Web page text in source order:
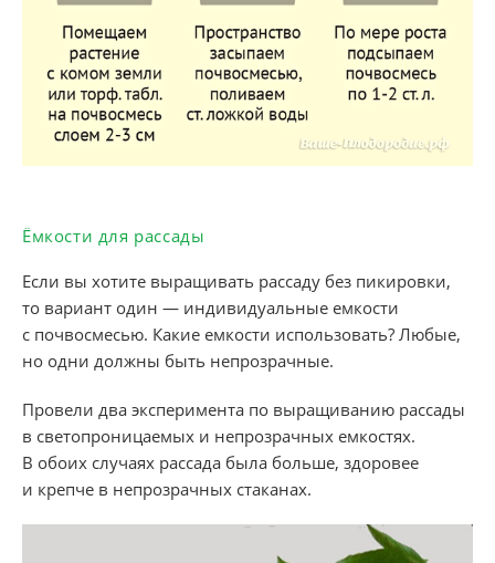
Ёмкости для рассады
Если вы хотите выращивать рассаду без пикировки,
то вариант один — индивидуальные емкости
с почвосмесью. Какие емкости использовать? Любые,
но одни должны быть непрозрачные.
Провели два эксперимента по выращиванию рассады
в светопроницаемых и непрозрачных емкостях.
В обоих случаях рассада была больше, здоровее
и крепче в непрозрачных стаканах.